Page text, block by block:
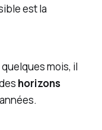
est la
mois, il
horizons